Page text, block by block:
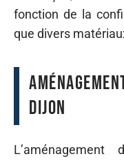
fonction de la
que divers
Dijon